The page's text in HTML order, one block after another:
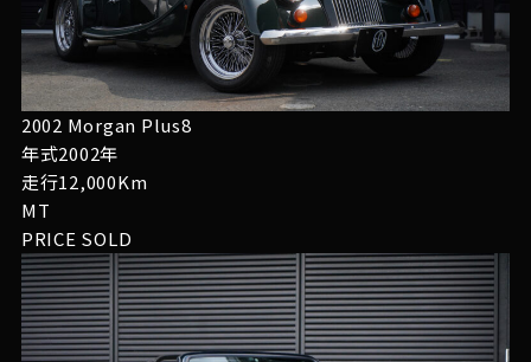
2002 Morgan Plus8
年式2002年
走行12,000Km
MT
PRICE SOLD